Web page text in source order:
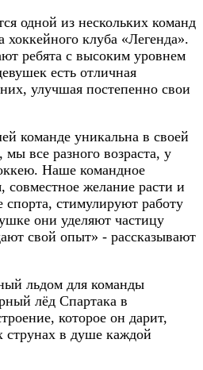
одной из нескольких команд
хоккейного клуба «Легенда».
ребята с высоким уровнем
есть отличная
улучшая постепенно свои
команде уникальна в своей
все разного возраста, у
Наше командное
совместное желание расти и
спорта, стимулируют работу
они уделяют частицу
свой опыт» - рассказывают
льдом для команды
лёд Спартака в
которое он дарит,
струнах в душе каждой